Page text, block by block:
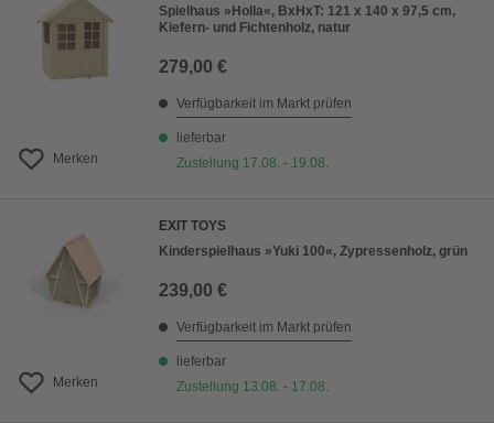
Merken
Spielhaus »Holla«, BxHxT: 121 x 140 x 97,5 cm,
Kiefern- und Fichtenholz, natur
279,00 €
Verfügbarkeit im Markt prüfen
lieferbar
Zustellung 17.08. - 19.08.
Merken
EXIT TOYS
Kinderspielhaus »Yuki 100«, Zypressenholz, grün
239,00 €
Verfügbarkeit im Markt prüfen
lieferbar
Zustellung 13.08. - 17.08.